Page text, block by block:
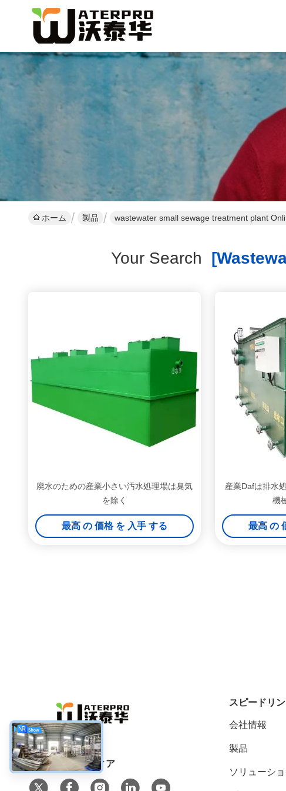
ホーム 製品 wastewater small sewage treatment plant
Your Search
廃水のための産業小さい汚水処理場は臭気
を除く
最高 の 価格 を 入手 する
産業Dafは排水
機
最高 の
ソーシャル メディア
スピードリ
会社情報
製品
ソリューシ